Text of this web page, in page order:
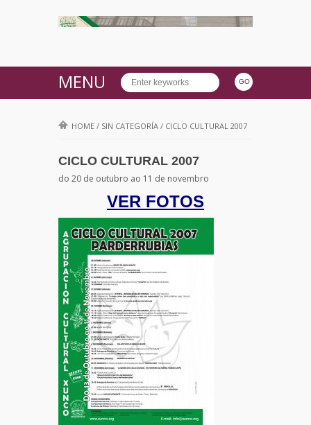
MENU
HOME / SIN CATEGORÍA / CICLO CULTURAL 2007
CICLO CULTURAL 2007
do 20 de outubro ao 11 de novembro
VER FOTOS